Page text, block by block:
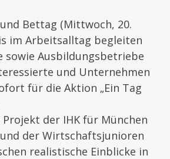
Bettag (Mittwoch, 20.
im Arbeitsalltag begleiten
sowie Ausbildungsbetriebe
und Unternehmen
für die Aktion „Ein Tag
Projekt der IHK für München
der Wirtschaftsjunioren
realistische Einblicke in